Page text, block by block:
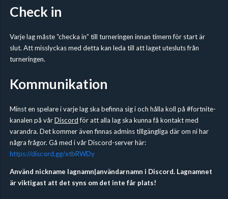
Check in
Varje lag måste “checka in” till turneringen innan timern för start är
slut. Att misslyckas med detta kan leda till att laget utesluts från
turneringen.
Kommunikation
Minst en spelare i varje lag ska befinna sig i och hålla koll på #fortnite-
kanalen på vårDiscordför att alla lag ska kunna få kontakt med
varandra. Det kommer även finnas admins tillgängliga där om ni har
några frågor. Gå med i vår Discord-server här:
https://discord.gg/xtbRWDy
Använd nickname lagnamn|användarnamn i Discord. Lagnamnet
är viktigast att det syns om det inte får plats!